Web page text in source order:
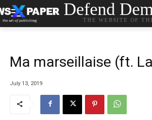
Defend
THE WEBSITE OF
Ma marseillaise (ft.
July 13, 2019